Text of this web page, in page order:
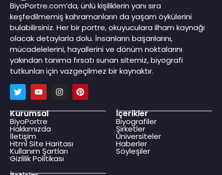
BiyoPortre.com’da, ünlü kişiliklerin yanı sıra
keşfedilmemiş kahramanların da yaşam öykülerini
bulabilirsiniz. Her bir portre, okuyuculara ilham kaynağı
olacak detaylarla dolu. İnsanların başarılarını,
mücadelelerini, hayallerini ve dönüm noktalarını
yakından tanıma fırsatı sunan sitemiz, biyografi
tutkunları için vazgeçilmez bir kaynaktır.
Kurumsal
BiyoPortre
Hakkımızda
İletişim
Html Site Haritası
Kullanım Şartları
Gizlilik Politikası
İçerikler
Biyografiler
Şirketler
Üniversiteler
Haberler
Söyleşiler